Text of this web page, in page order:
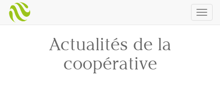
Actualités de la
coopérative